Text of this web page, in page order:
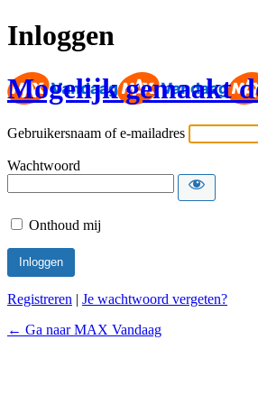
Inloggen
Mogelijk gemaakt
Gebruikersnaam of e-mailadres
Wachtwoord
Onthoud mij
Registreren | Je wachtwoord vergeten?
← Ga naar MAX Vandaag